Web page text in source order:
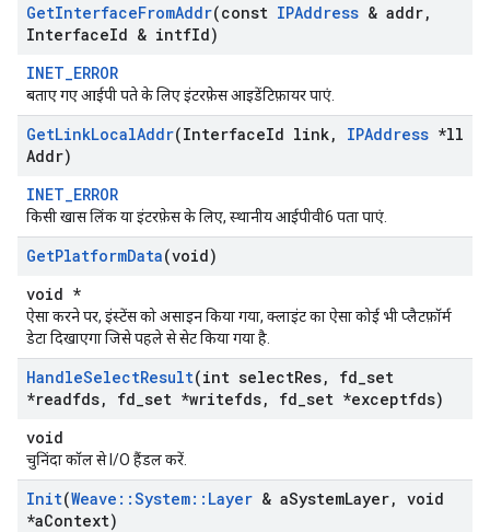
GetInterfaceFromAddr(const IPAddress & addr,
InterfaceId & intfId)
INET_ERROR
बताए गए आईपी पते के लिए इंटरफ़ेस आइडेंटिफ़ायर पाएं.
GetLinkLocalAddr(InterfaceId link, IPAddress *ll
Addr)
INET_ERROR
किसी खास लिंक या इंटरफ़ेस के लिए, स्थानीय आईपीवी6 पता पाएं.
GetPlatformData(void)
void *
ऐसा करने पर, इंस्टेंस को असाइन किया गया, क्लाइंट का ऐसा कोई भी प्लैटफ़ॉर्म
डेटा दिखाएगा जिसे पहले से सेट किया गया है.
HandleSelectResult(int selectRes, fd set
*readfds, fd set *writefds, fd set *exceptfds)
void
चुनिंदा कॉल से I/O हैंडल करें.
Init(Weave ::System:: Layer & aSystemLayer, void
*aContext)